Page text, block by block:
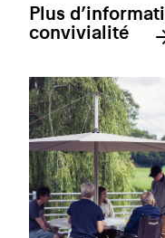
Plus
convivialité